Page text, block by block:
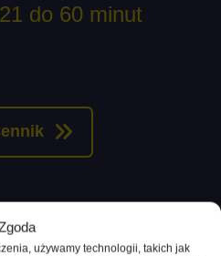
używamy technologii, takich jak
do 60 minut